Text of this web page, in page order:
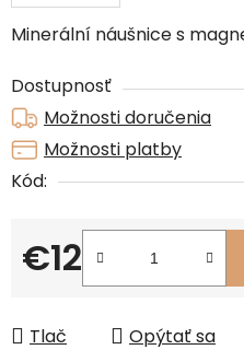
Minerální náušnice s
Dostupnosť
Možnosti doručenia
Možnosti platby
Kód:
€12
Jednotková cena:
Tlač Opýtať sa